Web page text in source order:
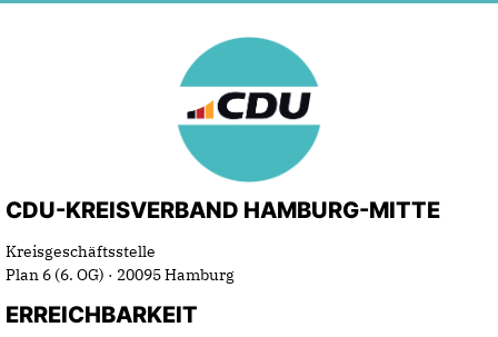
CDU-KREISVERBAND HAMBURG-MITTE
Kreisgeschäftsstelle
Plan 6 (6. OG) · 20095 Hamburg
ERREICHBARKEIT